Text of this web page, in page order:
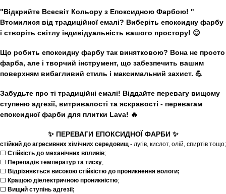
"Відкрийте Всесвіт Кольору з Епоксидною Фарбою! "
Втомилися від традиційної емалі? Виберіть епоксидну фарбу
і створіть світлу індивідуальність вашого простору! 😊
Що робить епоксидну фарбу так винятковою? Вона не просто
фарба, але і творчий інструмент, що забезпечить вашим
поверхням вибагливий стиль і максимальний захист. 💪
Забудьте про ті традиційні емалі! Віддайте перевагу вищому
ступеню адгезії, витривалості та яскравості - перевагам
епоксидної фарби для плитки Lava! 🔥
✨ ПЕРЕВАГИ ЕПОКСИДНОЇ ФАРБИ ✨
стійкий до агресивних хімічних середовищ - лугів, кислот, олій, спиртів тощо;
⬜ Стійкість до механічних впливів;
⬜ Перепадів температур та тиску;
⬜ Відрізняється високою стійкістю до проникнення вологи;
⬜ Кращою діелектричною проникністю;
⬜ Вищий ступінь адгезії;